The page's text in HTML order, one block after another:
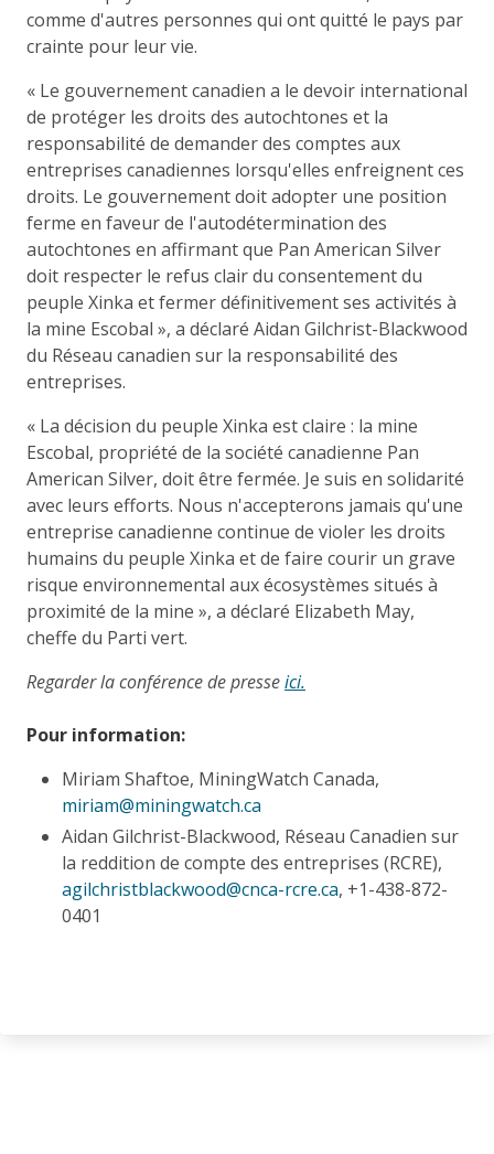
comme d'autres personnes qui ont quitté le pays par
crainte pour leur vie.
« Le gouvernement canadien a le devoir international
de protéger les droits des autochtones et la
responsabilité de demander des comptes aux
entreprises canadiennes lorsqu'elles enfreignent ces
droits. Le gouvernement doit adopter une position
ferme en faveur de l'autodétermination des
autochtones en affirmant que Pan American Silver
doit respecter le refus clair du consentement du
peuple Xinka et fermer définitivement ses activités à
la mine Escobal », a déclaré Aidan Gilchrist-Blackwood
du Réseau canadien sur la responsabilité des
entreprises.
« La décision du peuple Xinka est claire : la mine
Escobal, propriété de la société canadienne Pan
American Silver, doit être fermée. Je suis en solidarité
avec leurs efforts. Nous n'accepterons jamais qu'une
entreprise canadienne continue de violer les droits
humains du peuple Xinka et de faire courir un grave
risque environnemental aux écosystèmes situés à
proximité de la mine », a déclaré Elizabeth May,
cheffe du Parti vert.
Regarder la conférence de presseici.
Pour information:
Miriam Shaftoe, MiningWatch Canada,
miriam@miningwatch.ca
Aidan Gilchrist-Blackwood, Réseau Canadien sur
la reddition de compte des entreprises (RCRE),
agilchristblackwood@cnca-rcre.ca, +1-438-872-
0401